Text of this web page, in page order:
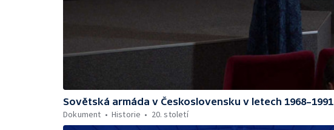
Sovětská armáda v Československu v letech 1968–1991
Dokument
Historie 20. století